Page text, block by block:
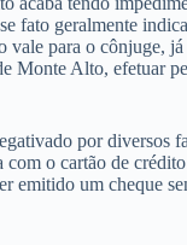
fato geralmente
vale para o cônjuge,
Monte Alto, efetuar
por diversos
com o cartão de
emitido um cheque